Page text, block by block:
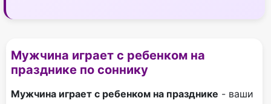
Мужчина играет с ребенком на
празднике по соннику
Мужчина играет с ребенком на празднике - ваши